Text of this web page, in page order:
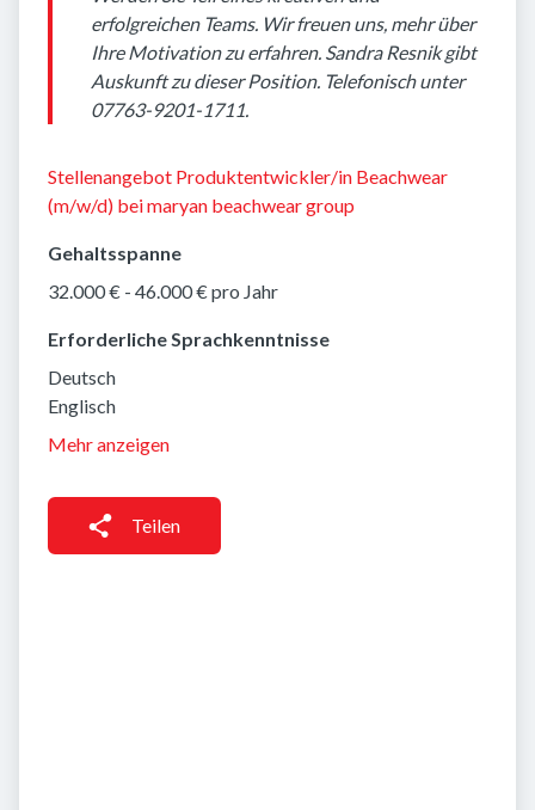
erfolgreichen Teams. Wir freuen uns, mehr über
Ihre Motivation zu erfahren. Sandra Resnik gibt
Auskunft zu dieser Position. Telefonisch unter
07763-9201-1711.
Stellenangebot Produktentwickler/in Beachwear
(m/w/d) bei maryan beachwear group
Gehaltsspanne
32.000 € - 46.000 € pro Jahr
Erforderliche Sprachkenntnisse
Deutsch
Englisch
Mehr anzeigen
Teilen